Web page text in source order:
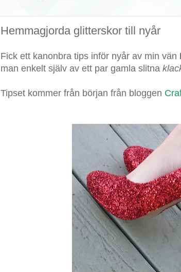
Hemmagjorda glitterskor till nyår
Fick ett kanonbra tips inför nyår av min vän
man enkelt själv av ett par gamla slitna
Tipset kommer från början från bloggen